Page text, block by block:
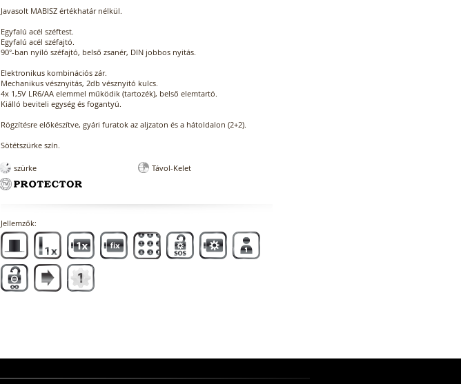
Javasolt MABISZ értékhatár nélkül.
Egyfalú acél széftest.
Egyfalú acél széfajtó.
90°-ban nyíló széfajtó, belső zsanér, DIN jobbos nyitás.
Elektronikus kombinációs zár.
Mechanikus vésznyitás, 2db vésznyitó kulcs.
4x 1,5V LR6/AA elemmel működik (tartozék), belső elemtartó.
Kiálló beviteli egység és fogantyú.
Rögzítésre előkészítve, gyári furatok az aljzaton és a hátoldalon (2+2).
Sötétszürke szín.
szürke Távol-Kelet
Jellemzők: